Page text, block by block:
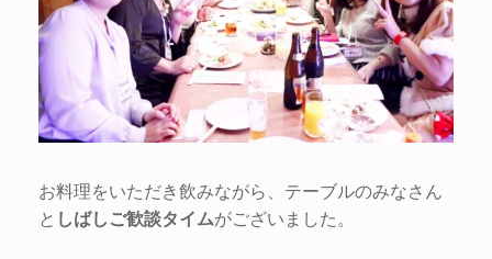
お料理をいただき飲みながら、テーブルのみなさん
と しばしご歓談タイムがございました。